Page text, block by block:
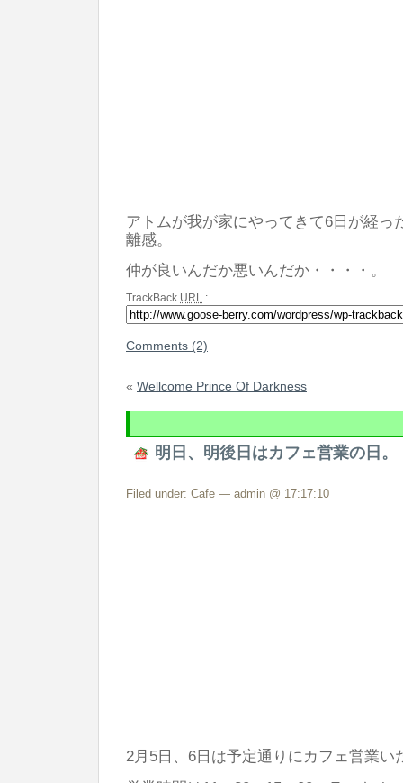
アトムが我が家にやってきて6日が経っ
離感。
仲が良いんだか悪いんだか・・・・。
TrackBack URL :
Comments (2)
« Wellcome Prince Of Darkness
明日、明後日はカフェ営業の日。
Filed under: Cafe — admin @ 17:17:10
2月5日、6日は予定通りにカフェ営業い